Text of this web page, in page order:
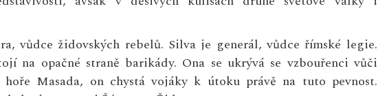
vůdce židovských rebelů. Silva je generál, vůdce římské legie.
na opačné straně barikády. Ona se ukrývá se vzbouřenci vůči
Masada, on chystá vojáky k útoku právě na tuto pevnost.